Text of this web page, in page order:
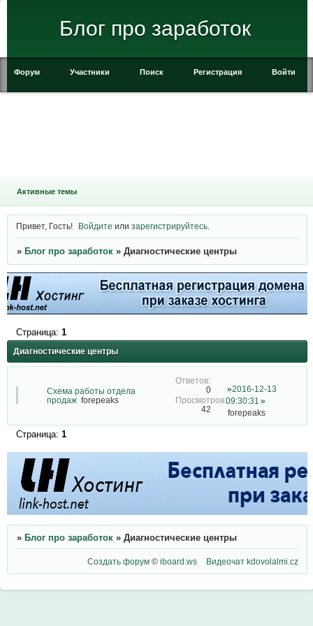
Блог про заработок
Форум Участники Поиск Регистрация Войти
Активные темы
Привет, Гость! Войдите илизарегистрируйтесь
» Блог про заработок » Диагностические центры
Диагностические центры
Страница: 1
Схема работы отдела
продаж forepeaks
0
42
2016-12-13
09:30:31
forepeaks
Страница: 1
» Блог про заработок » Диагностические центры
Создать форум ©iboard.ws Видеочат kdovolalmi.cz